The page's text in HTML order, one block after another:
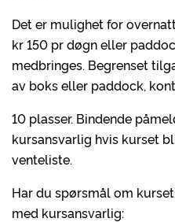
Det er mulighet for
kr 150 pr døgn eller
medbringes. Begrenset
av boks eller paddock,
10 plasser. Bindende
kursansvarlig hvis kurset
venteliste.
Har du spørsmål om
med kursansvarlig: